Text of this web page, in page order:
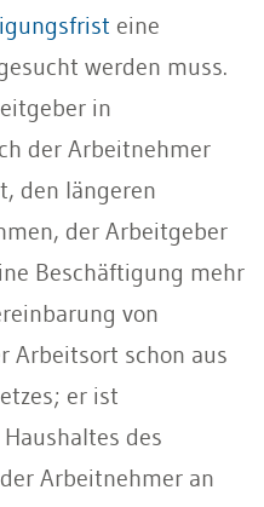
eine
werden muss.
in
der Arbeitnehmer
den längeren
der Arbeitgeber
Beschäftigung mehr
von
Arbeitsort schon aus
er ist
des
Arbeitnehmer an